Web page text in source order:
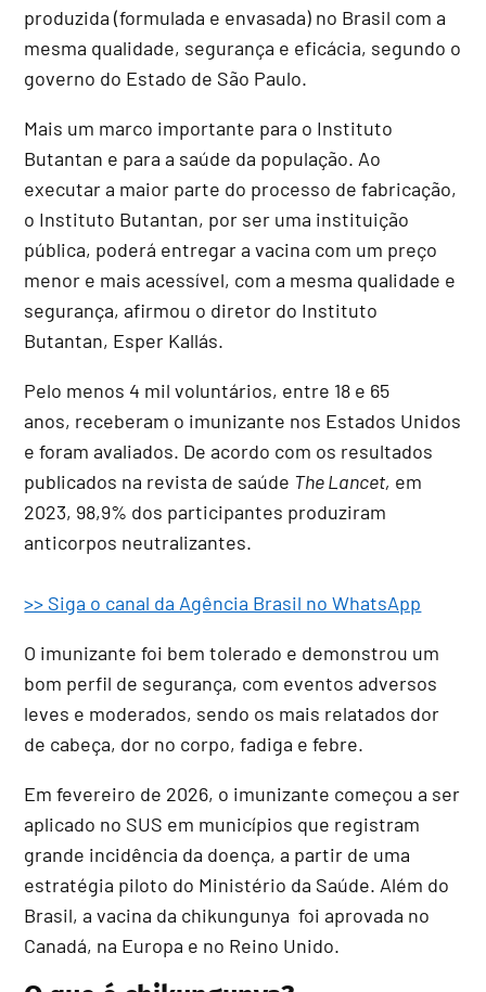
produzida (formulada e envasada) no Brasil com a
mesma qualidade, segurança e eficácia, segundo o
governo do Estado de São Paulo.
Mais um marco importante para o Instituto
Butantan e para a saúde da população. Ao
executar a maior parte do processo de fabricação,
o Instituto Butantan, por ser uma instituição
pública, poderá entregar a vacina com um preço
menor e mais acessível, com a mesma qualidade e
segurança, afirmou o diretor do Instituto
Butantan, Esper Kallás.
Pelo menos 4 mil voluntários, entre 18 e 65
anos, receberam o imunizante nos Estados Unidos
e foram avaliados. De acordo com os resultados
publicados na revista de saúde The Lancet, em
2023, 98,9% dos participantes produziram
anticorpos neutralizantes.
>> Siga o canal da Agência Brasil no WhatsApp
O imunizante foi bem tolerado e demonstrou um
bom perfil de segurança, com eventos adversos
leves e moderados, sendo os mais relatados dor
de cabeça, dor no corpo, fadiga e febre.
Em fevereiro de 2026, o imunizante começou a ser
aplicado no SUS em municípios que registram
grande incidência da doença, a partir de uma
estratégia piloto do Ministério da Saúde. Além do
Brasil, a vacina da chikungunya foi aprovada no
Canadá, na Europa e no Reino Unido.